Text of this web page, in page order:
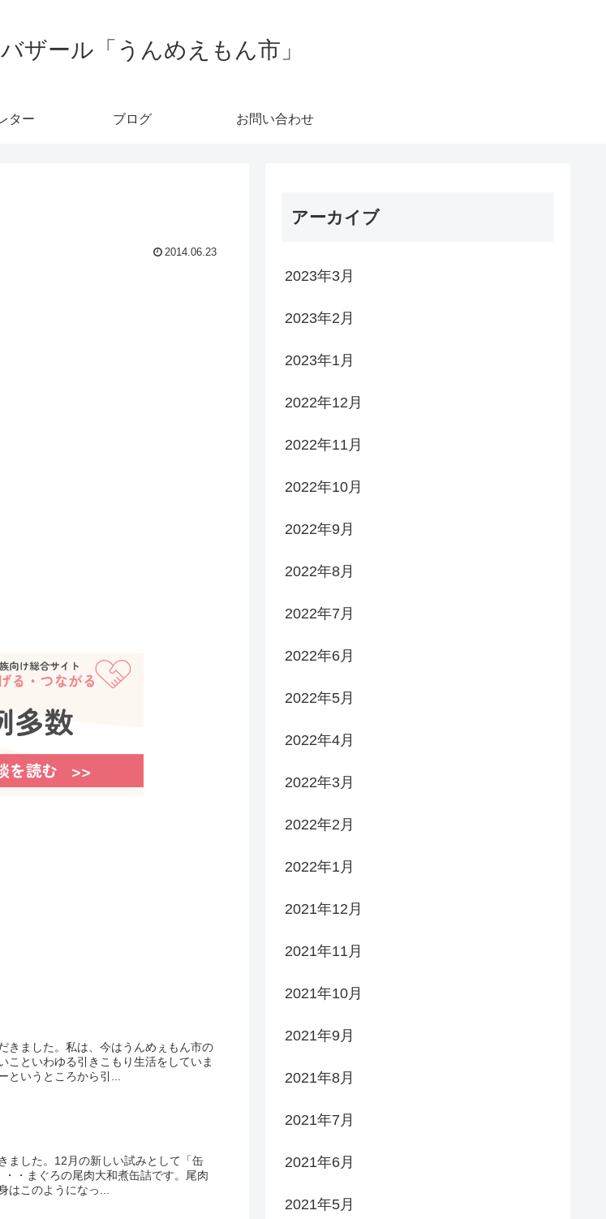
ザール「うんめえもん市」
ター ブログ お問い合わせ
2014.06.23
きました。私は、今はうんめぇもん市の
こといわゆる引きこもり生活をしていま
というところから引...
ました。12月の新しい試みとして「缶
・まぐろの尾肉大和煮缶詰です。尾肉
はこのようになっ...
アーカイブ
2023年3月
2023年2月
2023年1月
2022年12月
2022年11月
2022年10月
2022年9月
2022年8月
2022年7月
2022年6月
2022年5月
2022年4月
2022年3月
2022年2月
2022年1月
2021年12月
2021年11月
2021年10月
2021年9月
2021年8月
2021年7月
2021年6月
2021年5月